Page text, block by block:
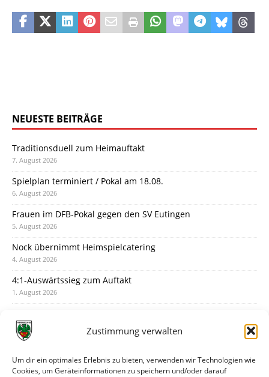
Zustimmung verwalten
Um dir ein optimales Erlebnis zu bieten, verwenden wir Technologien wie
Cookies, um Geräteinformationen zu speichern und/oder darauf
NEUESTE BEITRÄGE
Traditionsduell zum Heimauftakt
7. August 2026
Spielplan terminiert / Pokal am 18.08.
6. August 2026
Frauen im DFB-Pokal gegen den SV Eutingen
5. August 2026
Nock übernimmt Heimspielcatering
4. August 2026
4:1-Auswärtssieg zum Auftakt
1. August 2026
31. Juli 2026
30. Juli 2026